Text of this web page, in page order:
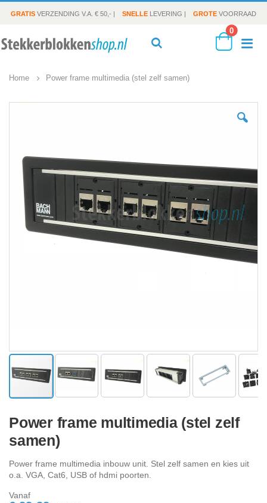
GRATIS VERZENDING V.A. € 50,- | SNELLE LEVERING | GROTE VOORRAAD
Cart
0
Home Power frame multimedia (stel zelf samen)
afbeeldingen-
gallerij
naar
het
begin
de
afbeeldingen-
Power frame multimedia (stel zelf
samen)
Power frame multimedia inbouw unit. Stel zelf samen en kies uit
o.a. VGA, Cat6, USB of hdmi poorten.
Vanaf